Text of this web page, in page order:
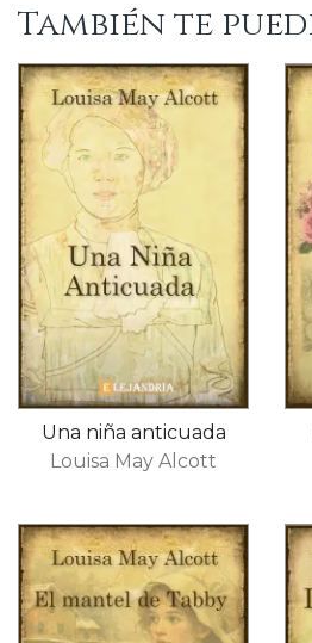
También te
Una niña anticuada
Louisa May Alcott